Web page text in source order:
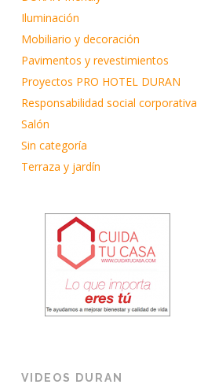
Iluminación
Mobiliario y decoración
Pavimentos y revestimientos
Proyectos PRO HOTEL DURAN
Responsabilidad social corporativa
Salón
Sin categoría
Terraza y jardín
VIDEOS DURAN